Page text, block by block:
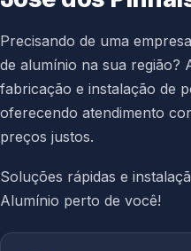
Precisando de uma
de alumínio na sua região?
fabricação e instalação de
oferecendo atendimento
preços justos.
Soluções rápidas e
Alumínio perto de você!